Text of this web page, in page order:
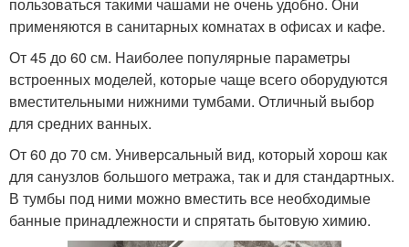
применяются в санитарных комнатах в офисах и кафе.
От 45 до 60 см. Наиболее популярные параметры
встроенных моделей, которые чаще всего оборудуются
вместительными нижними тумбами. Отличный выбор
для средних ванных.
От 60 до 70 см. Универсальный вид, который хорош как
для санузлов большого метража, так и для стандартных.
В тумбы под ними можно вместить все необходимые
банные принадлежности и спрятать бытовую химию.